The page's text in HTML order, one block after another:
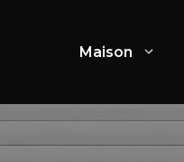
Maison